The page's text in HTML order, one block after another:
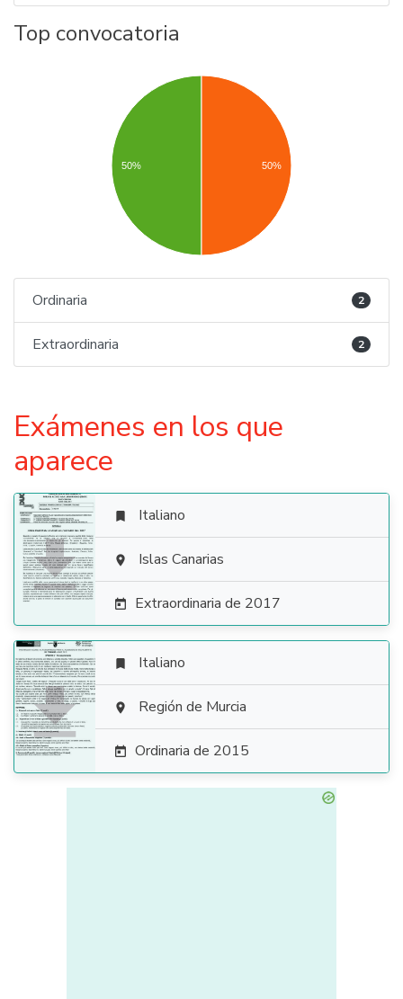
Top convocatoria
50% 50%
Ordinaria 2
Extraordinaria 2
Exámenes en los que
aparece

 Italiano
 Islas Canarias
 Extraordinaria de 2017

 Italiano
 Región de Murcia
 Ordinaria de 2015